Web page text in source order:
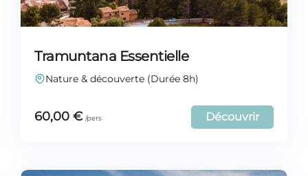
Tramuntana Essentielle
Nature & découverte (Durée 8h)
60,00 € Découvrir